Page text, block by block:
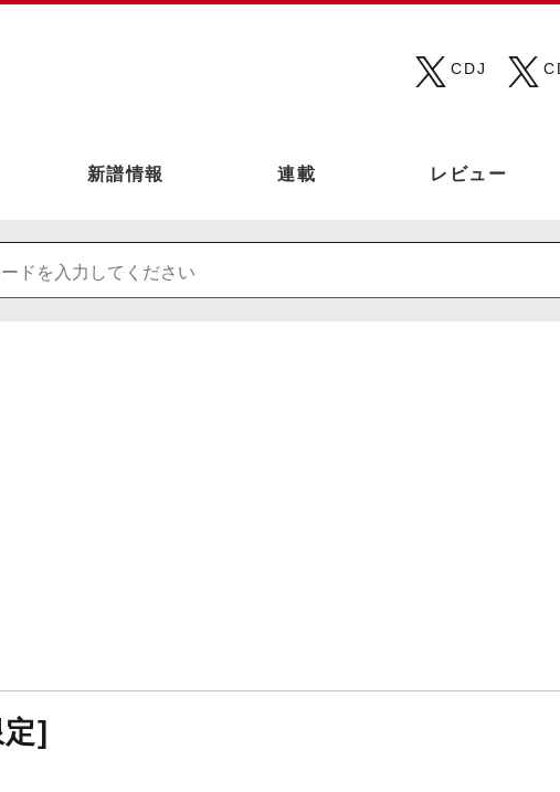
CDJ
新譜情報 連載 レビュー
]